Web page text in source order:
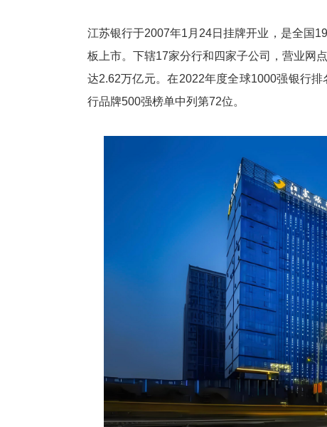
江苏银行于2007年1月24日挂牌开业，是全国
板上市。下辖17家分行和四家子公司，营业网
达2.62万亿元。在2022年度全球1000强银行
行品牌500强榜单中列第72位。